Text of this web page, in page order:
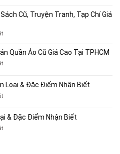
4
Bán
Xe
Cũ,
Xe
Cũ
TP.HCM
Cũ, Truyện Tranh, Tạp Chí Giá
ở
10
Thu
Sách
Tạp
Chí
Quần Áo Cũ Giá Cao Tại TPHCM
ở
Địa
Chỉ
Bán
Áo
Loại & Đặc Điểm Nhận Biết
ở
Chít
Là
& Đặc Điểm Nhận Biết
ở